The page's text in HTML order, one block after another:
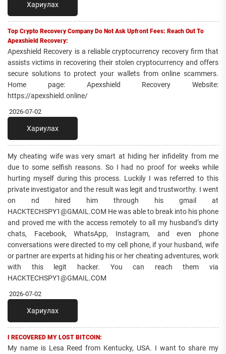
Хариулах
Top Crypto Recovery Company Do Not Ask Upfront Fees: Reach Out To
Apexshield Recovery:
Apexshield Recovery is a reliable cryptocurrency recovery firm that
assists victims in recovering their stolen cryptocurrency and offers
secure solutions to protect your wallets from online scammers.
Home page: Apexshield Recovery Website:
https://apexshield.online/
2026-07-02
Хариулах
My cheating wife was very smart at hiding her infidelity from me
due to some selfish reasons. So I had no proof for weeks while
hurting myself during this process. Luckily I was referred to this
private investigator and the result was legit and trustworthy. I went
on nd hired him through his gmail at
HACKTECHSPY1@GMAIL.COM He was able to break into his phone
and proved me with the access remotely to all my husband’s dirty
chats, Facebook, WhatsApp, Instagram, and even phone
conversations were directed to my cell phone, if your husband, wife
or partner are experts at hiding his or her cheating adventures, work
with this legit hacker. You can reach them via
HACKTECHSPY1@GMAIL.COM
2026-07-02
Хариулах
I RECOVERED MY LOST BITCOIN:
My name is Lesa Reed from Kentucky, USA. I want to share my